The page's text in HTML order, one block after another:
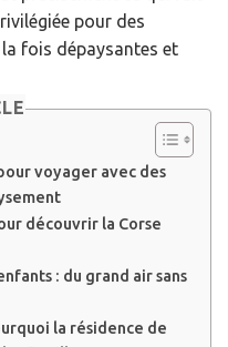
pour des
fois dépaysantes et
voyager avec des
découvrir la Corse
: du grand air sans
la résidence de